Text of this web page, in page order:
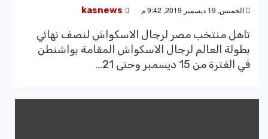
الخميس, 19 ديسمبر 2019, 9:42 م kasnews
تاهل منتخب مصر لرجال الاسكواش لنصف نهائي
بطولة العالم لرجال الاسكواش المقامة بواشنطن
في الفترة من 15 ديسمبر وحتى 21...